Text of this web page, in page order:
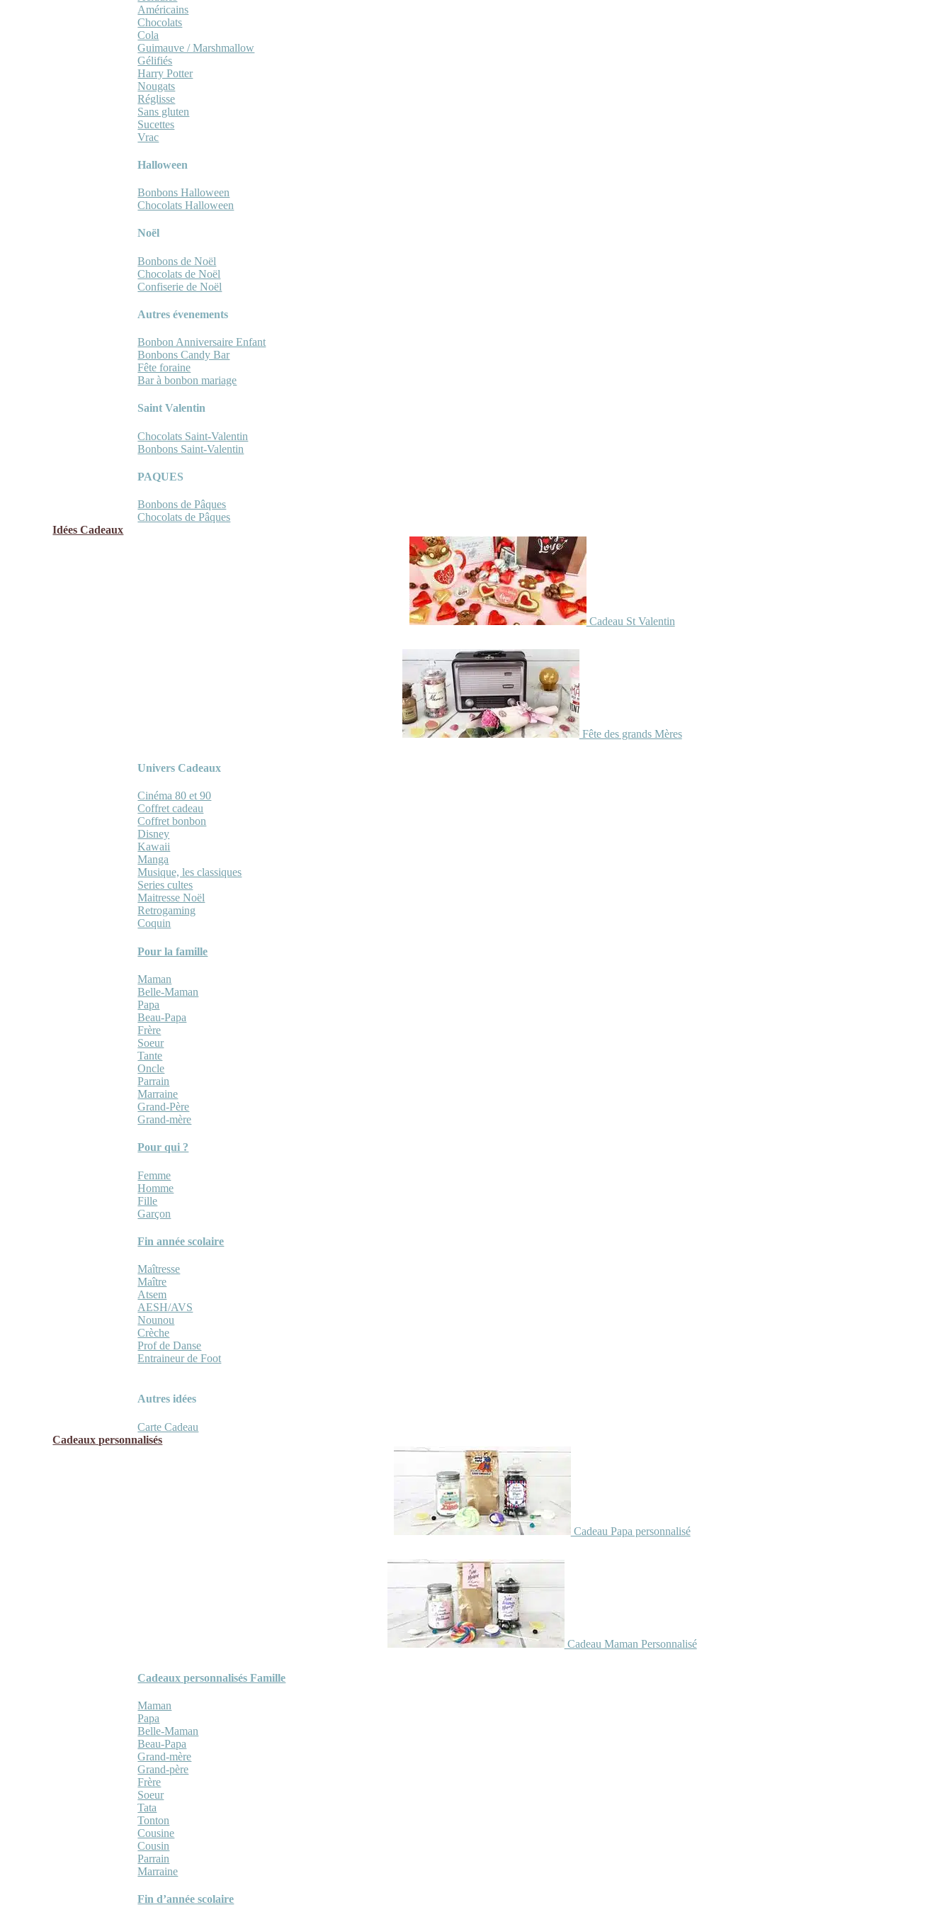
Américains
Chocolats
Cola
Guimauve / Marshmallow
Gélifiés
Harry Potter
Nougats
Réglisse
Sans gluten
Sucettes
Vrac
Halloween
Bonbons Halloween
Chocolats Halloween
Noël
Bonbons de Noël
Chocolats de Noël
Confiserie de Noël
Autres évenements
Bonbon Anniversaire Enfant
Bonbons Candy Bar
Fête foraine
Bar à bonbon mariage
Saint Valentin
Chocolats Saint-Valentin
Bonbons Saint-Valentin
PAQUES
Bonbons de Pâques
Chocolats de Pâques
Idées Cadeaux
Cadeau St Valentin
Fête des grands Mères
Univers Cadeaux
Cinéma 80 et 90
Coffret cadeau
Coffret bonbon
Disney
Kawaii
Manga
Musique, les classiques
Series cultes
Maitresse Noël
Retrogaming
Coquin
Pour la famille
Maman
Belle-Maman
Papa
Beau-Papa
Frère
Soeur
Tante
Oncle
Parrain
Marraine
Grand-Père
Grand-mère
Pour qui ?
Femme
Homme
Fille
Garçon
Fin année scolaire
Maîtresse
Maître
Atsem
AESH/AVS
Nounou
Crèche
Prof de Danse
Entraineur de Foot
Autres idées
Carte Cadeau
Cadeaux personnalisés
Cadeau Papa personnalisé
Cadeau Maman Personnalisé
Cadeaux personnalisés Famille
Maman
Papa
Belle-Maman
Beau-Papa
Grand-mère
Grand-père
Frère
Soeur
Tata
Tonton
Cousine
Cousin
Parrain
Marraine
Fin d’année scolaire